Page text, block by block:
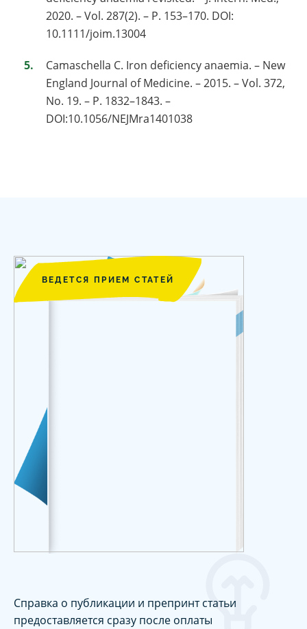
2020. – Vol. 287(2). – P. 153–170. DOI:
10.1111/joim.13004
Camaschella C. Iron deficiency anaemia. – New
England Journal of Medicine. – 2015. – Vol. 372,
No. 19. – P. 1832–1843. –
DOI:10.1056/NEJMra1401038
ВЕДЕТСЯ ПРИЕМ СТАТЕЙ
Справка о публикации и препринт статьи
предоставляется сразу после оплаты